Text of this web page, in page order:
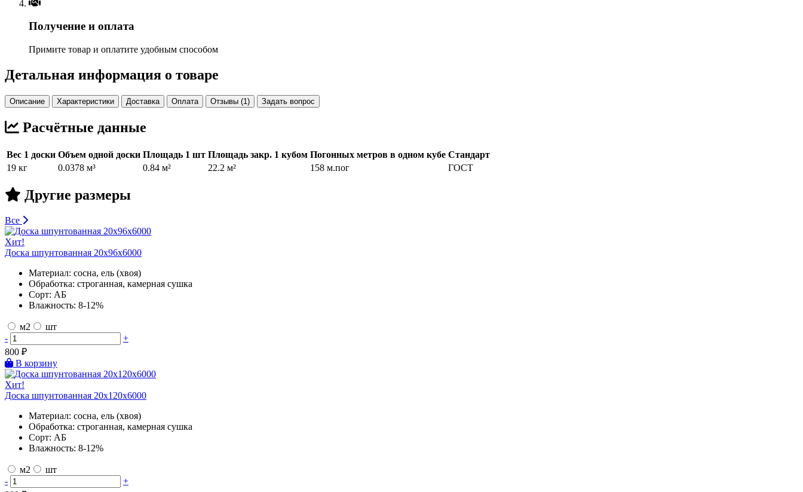
Получение и оплата
Примите товар и оплатите удобным способом
Детальная информация о товаре
Описание Характеристики Доставка Оплата Отзывы (1) Задать вопрос
Расчётные данные
Вес 1 доски Объем одной доски Площадь 1 шт Площадь закр. 1 кубом Погонных метров в одном кубе Стандарт
19 кг
0.0378 м³ 0.84 м² 22.2 м² 158 м.пог ГОСТ
Другие размеры
Все
Хит!
Доска шпунтованная 20х96х6000
Материал: сосна, ель (хвоя)
Обработка: строганная, камерная сушка
Сорт: АБ
Влажность: 8-12%
м2
шт
-
+
800 ₽
В корзину
Хит!
Доска шпунтованная 20х120х6000
Материал: сосна, ель (хвоя)
Обработка: строганная, камерная сушка
Сорт: АБ
Влажность: 8-12%
м2
шт
-
+